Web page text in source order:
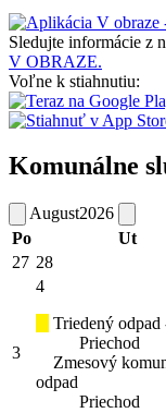
Sledujte informácie z
V OBRAZE.
Voľne k stiahnutiu:
Komunálne
August2026
Po
Ut
27 28
3
4
Triedený odpad
Priechod
Zmesový
odpad
Priechod